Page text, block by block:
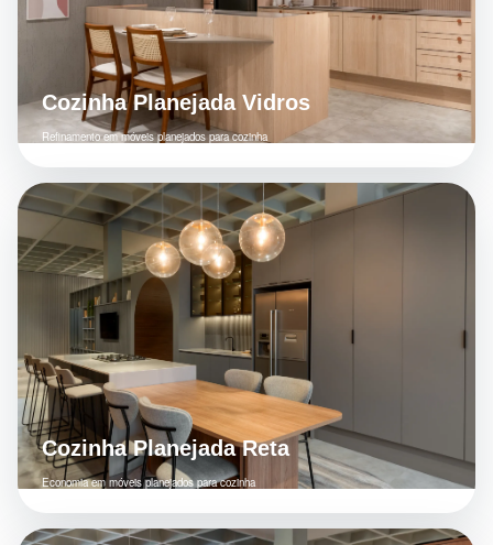
Cozinha Planejada Vidros
Refinamento em móveis planejados para cozinha
Cozinha Planejada Reta
Economia em móveis planejados para cozinha